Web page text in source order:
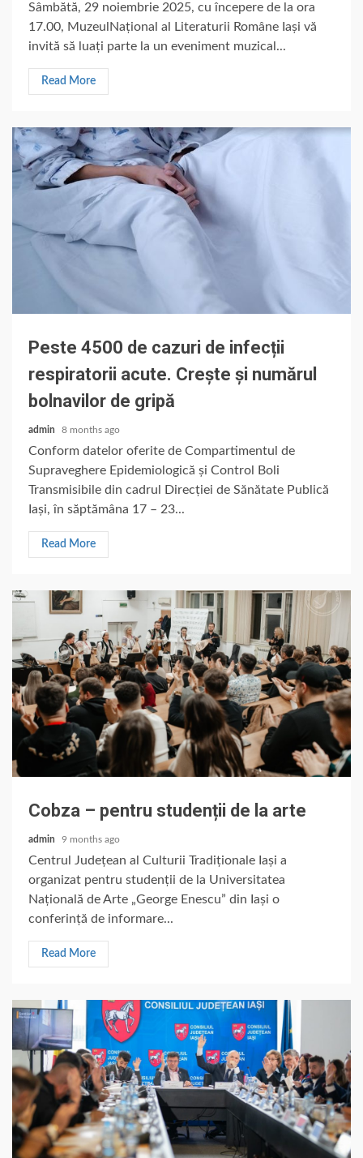
Sâmbătă, 29 noiembrie 2025, cu începere de la ora
17.00, MuzeulNațional al Literaturii Române Iași vă
invită să luați parte la un eveniment muzical...
Read More
Peste 4500 de cazuri de infecții
respiratorii acute. Crește și numărul
bolnavilor de gripă
admin 8 months ago
Conform datelor oferite de Compartimentul de
Supraveghere Epidemiologică și Control Boli
Transmisibile din cadrul Direcției de Sănătate Publică
Iași, în săptămâna 17 – 23...
Read More
Cobza – pentru studenții de la arte
admin 9 months ago
Centrul Județean al Culturii Tradiționale Iași a
organizat pentru studenții de la Universitatea
Națională de Arte „George Enescu” din Iași o
conferință de informare...
Read More